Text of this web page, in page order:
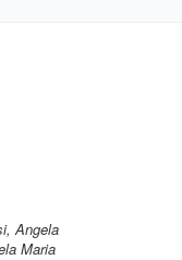
Angela
Maria